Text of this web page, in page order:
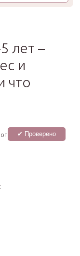
лет –
и
что
✔ Проверено